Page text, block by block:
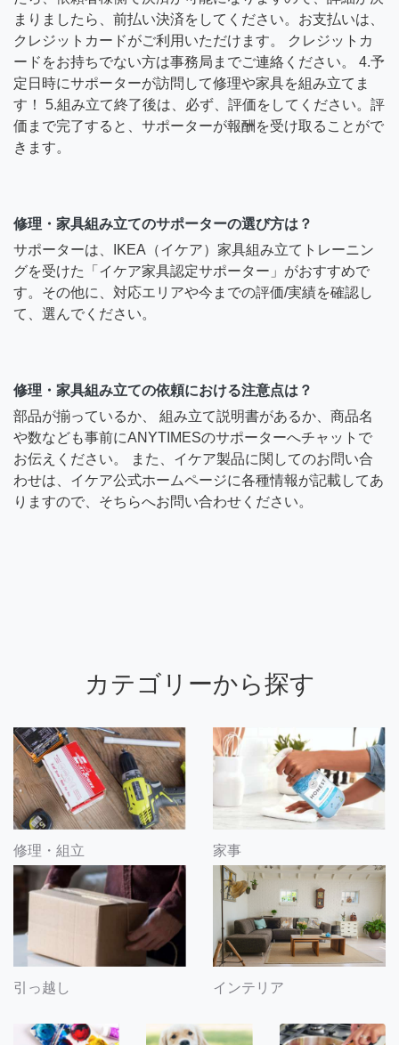
まりましたら、前払い決済をしてください。お支払いは、
クレジットカードがご利用いただけます。 クレジットカ
ードをお持ちでない方は事務局までご連絡ください。 4.予
定日時にサポーターが訪問して修理や家具を組み立てま
す！ 5.組み立て終了後は、必ず、評価をしてください。評
価まで完了すると、サポーターが報酬を受け取ることがで
きます。
修理・家具組み立てのサポーターの選び方は？
サポーターは、IKEA（イケア）家具組み立てトレーニン
グを受けた「イケア家具認定サポーター」がおすすめで
す。その他に、対応エリアや今までの評価/実績を確認し
て、選んでください。
修理・家具組み立ての依頼における注意点は？
部品が揃っているか、 組み立て説明書があるか、商品名
や数なども事前にANYTIMESのサポーターへチャットで
お伝えください。 また、イケア製品に関してのお問い合
わせは、イケア公式ホームページに各種情報が記載してあ
りますので、そちらへお問い合わせください。
カテゴリーから探す
修理・組立 家事
引っ越し インテリア